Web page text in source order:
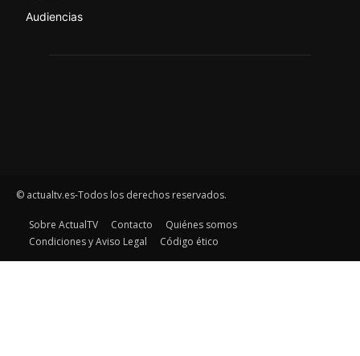
Audiencias
© actualtv.es-Todos los derechos reservados.
Sobre ActualTV Contacto
Quiénes somos
Condiciones y Aviso Legal
Código ético